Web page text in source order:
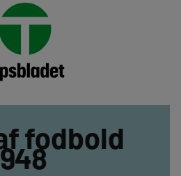
fodbold